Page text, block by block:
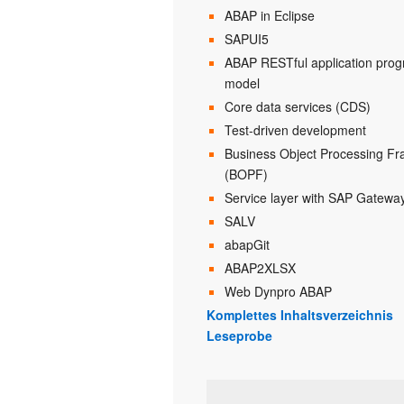
ABAP in Eclipse
SAPUI5
ABAP RESTful application
model
Core data services (CDS)
Test-driven development
Business Object Processing
(BOPF)
Service layer with SAP
SALV
abapGit
ABAP2XLSX
Web Dynpro ABAP
Komplettes Inhaltsverzeichnis
Leseprobe